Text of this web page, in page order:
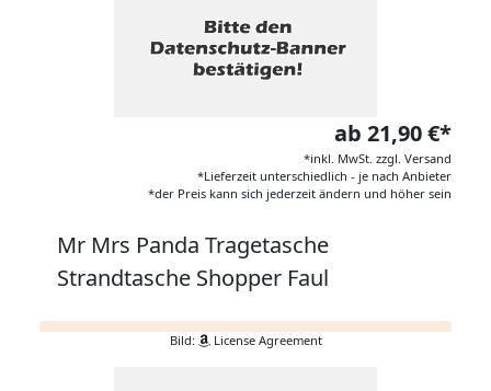
ab 21,90 €*
*inkl. MwSt. zzgl. Versand
*Lieferzeit unterschiedlich - je nach Anbieter
*der Preis kann sich jederzeit ändern und höher sein
Mr Mrs Panda Tragetasche
Strandtasche Shopper Faul
Bild: License Agreement